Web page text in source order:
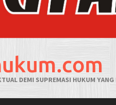
DEMI SUPREMASI HUKUM YANG